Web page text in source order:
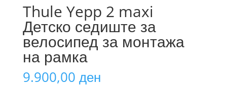
Thule Yepp 2 maxi
Детско седиште за
велосипед за монтажа
на рамка
9.900,00 ден